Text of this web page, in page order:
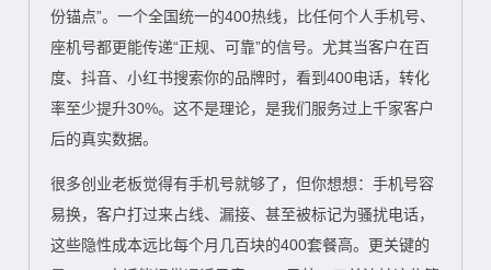
份锚点”。一个全国统一的400热线，比任何个人手机号、
座机号都更能传递“正规、可靠”的信号。尤其当客户在百
度、抖音、小红书搜索你的品牌时，看到400电话，转化
率至少提升30%。这不是理论，是我们服务过上千家客户
后的真实数据。
很多创业老板觉得有手机号就够了，但你想想：手机号容
易换，客户打过来占线、漏接、甚至被标记为骚扰电话，
这些隐性成本远比每个月几百块的400套餐高。更关键的